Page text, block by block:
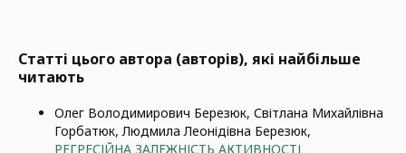
Статті цього автора (авторів), які найбільше
читають
Олег Володимирович Березюк, Світлана Михайлівна
Горбатюк, Людмила Леонідівна Березюк,
РЕГРЕСІЙНА ЗАЛЕЖНІСТЬ АКТИВНОСТІ